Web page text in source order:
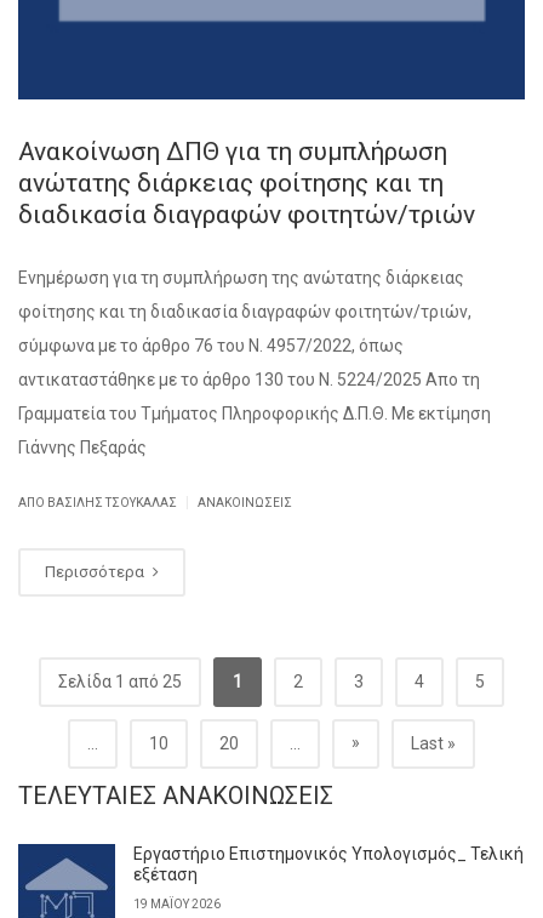
Ανακοίνωση ΔΠΘ για τη συμπλήρωση
ανώτατης διάρκειας φοίτησης και τη
διαδικασία διαγραφών φοιτητών/τριών
Ενημέρωση για τη συμπλήρωση της ανώτατης διάρκειας
φοίτησης και τη διαδικασία διαγραφών φοιτητών/τριών,
σύμφωνα με το άρθρο 76 του Ν. 4957/2022, όπως
αντικαταστάθηκε με το άρθρο 130 του Ν. 5224/2025 Απο τη
Γραμματεία του Τμήματος Πληροφορικής Δ.Π.Θ. Με εκτίμηση
Γιάννης Πεξαράς
ΑΠΌ ΒΑΣΊΛΗΣ ΤΣΟΥΚΑΛΆΣ ΑΝΑΚΟΙΝΏΣΕΙΣ
Περισσότερα
Σελίδα 1 από 25 1 2 3 4 5
10 20 » Last »
ΤΕΛΕΥΤΑΊΕΣ ΑΝΑΚΟΙΝΏΣΕΙΣ
Εργαστήριο Επιστημονικός Υπολογισμός_ Τελική
εξέταση
19 ΜΑΪ́ΟΥ 2026